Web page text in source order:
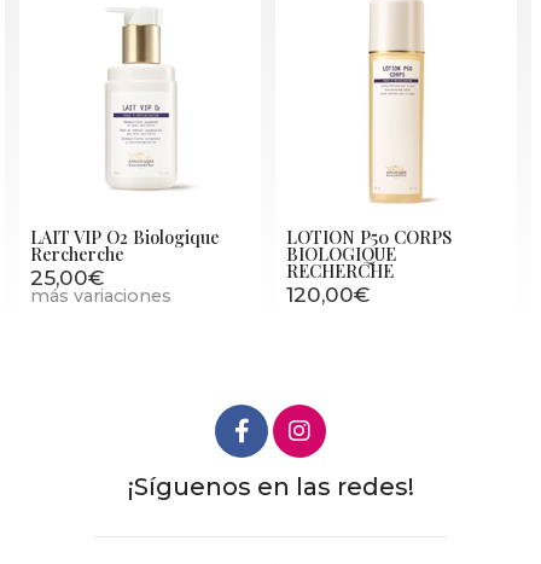
LAIT VIP O2 Biologique
Rercherche
25,00€
más variaciones
LOTION P50 CORPS
BIOLOGIQUE
RECHERCHE
120,00€
¡Síguenos en las redes!